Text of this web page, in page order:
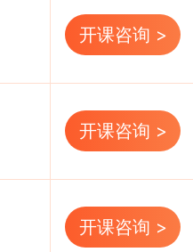
开课咨询 >
开课咨询 >
开课咨询 >